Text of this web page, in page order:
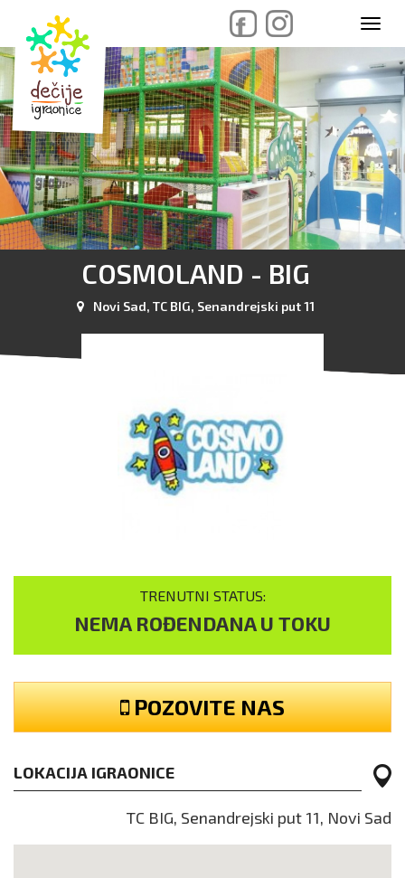
content
COSMOLAND - BIG
Novi Sad, TC BIG, Senandrejski put 11
TRENUTNI STATUS:
NEMA ROĐENDANA U TOKU
POZOVITE NAS
LOKACIJA IGRAONICE
TC BIG, Senandrejski put 11, Novi Sad